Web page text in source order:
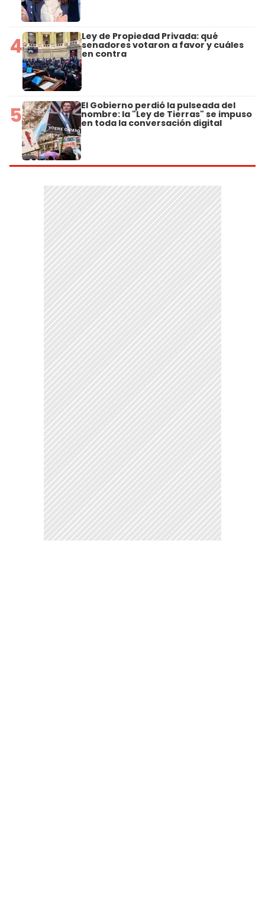
4 Ley de Propiedad Privada: qué
senadores votaron a favor y cuáles
en contra
5 El Gobierno perdió la pulseada del
nombre: la "Ley de Tierras" se impuso
en toda la conversación digital